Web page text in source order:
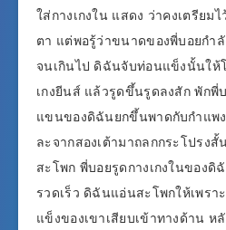
ใส่กางเกงใน แสดง ว่าคงเตรียม
ตา แต่พอรู้ว่าขนาดของพี่บอยกำ
จนเกินไป ดิฉันจับท่อนแข็งนั้นให้
เกงยีนส์ แล้วรูดขึ้นรูดลงสัก พัก
แขนของดิฉันยกขึ้นพาดกับกำแพ
ละจากสองเต้ามาถลกกระโปรง
สะโพก พี่บอยรูดกางเกงในของดิ
รวดเร็ว ดิฉันแอ่นสะโพกให้เพรา
แข็งของเขาเสียบเข้าทางด้าน ห